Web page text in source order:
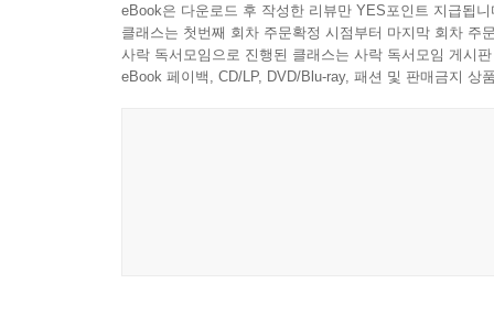
필자는 2008년부터 기업문화에 대해 관심을 갖
기업문화를 분석해 세상에 내놓았다.
eBook은 다운로드 후 작성한 리뷰만 YES포인트 지급됩니
클래스는 첫번째 회차 주문확정 시점부터 마지막 회차 주
사락 독서모임으로 진행된 클래스는 사락 독서모임 게시
eBook 페이백, CD/LP, DVD/Blu-ray, 패션 및 판매금지 상